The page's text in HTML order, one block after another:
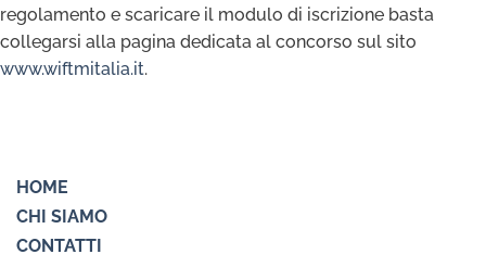
regolamento e scaricare il modulo di iscrizione basta
collegarsi alla pagina dedicata al concorso sul sito
www.wiftmitalia.it.
HOME
CHI SIAMO
CONTATTI